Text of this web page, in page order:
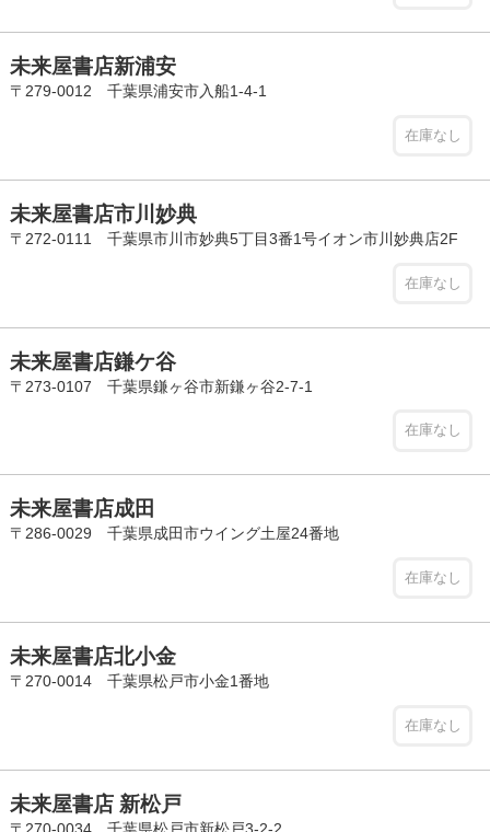
未来屋書店新浦安
〒279-0012 千葉県浦安市入船1-4-1
在庫なし
未来屋書店市川妙典
〒272-0111 千葉県市川市妙典5丁目3番1号イオン市川妙典店2F
在庫なし
未来屋書店鎌ケ谷
〒273-0107 千葉県鎌ヶ谷市新鎌ヶ谷2-7-1
在庫なし
未来屋書店成田
〒286-0029 千葉県成田市ウイング土屋24番地
在庫なし
未来屋書店北小金
〒270-0014 千葉県松戸市小金1番地
在庫なし
未来屋書店 新松戸
〒270-0034 千葉県松戸市新松戸3-2-2